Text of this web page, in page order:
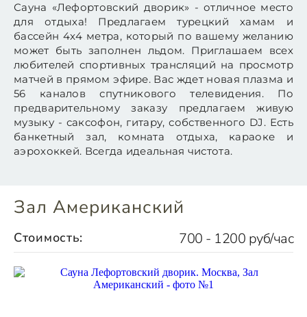
Сауна «Лефортовский дворик» - отличное место
для отдыха! Предлагаем турецкий хамам и
бассейн 4x4 метра, который по вашему желанию
может быть заполнен льдом. Приглашаем всех
любителей спортивных трансляций на просмотр
матчей в прямом эфире. Вас ждет новая плазма и
56 каналов спутникового телевидения. По
предварительному заказу предлагаем живую
музыку - саксофон, гитару, собственного DJ. Есть
банкетный зал, комната отдыха, караоке и
аэрохоккей. Всегда идеальная чистота.
Зал Американский
Стоимость: 700 - 1200 руб/час